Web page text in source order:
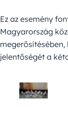
Ez az esemény
Magyarország
jelentőségét a